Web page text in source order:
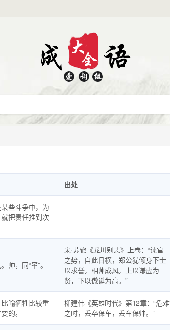
出处
些斗争中，为
把责任推到次
帅，同“率”。
宋·苏辙《龙川别志》上卷：“谏官
之势，自此日横，郑公犹倾身下士
以求誉，相帅成风，上以谦虚为
贤，下以傲诞为高。”
喻牺牲比较重
的。
柳建伟《英雄时代》第12章：“危难
之时，丢卒保车，丢车保帅。”